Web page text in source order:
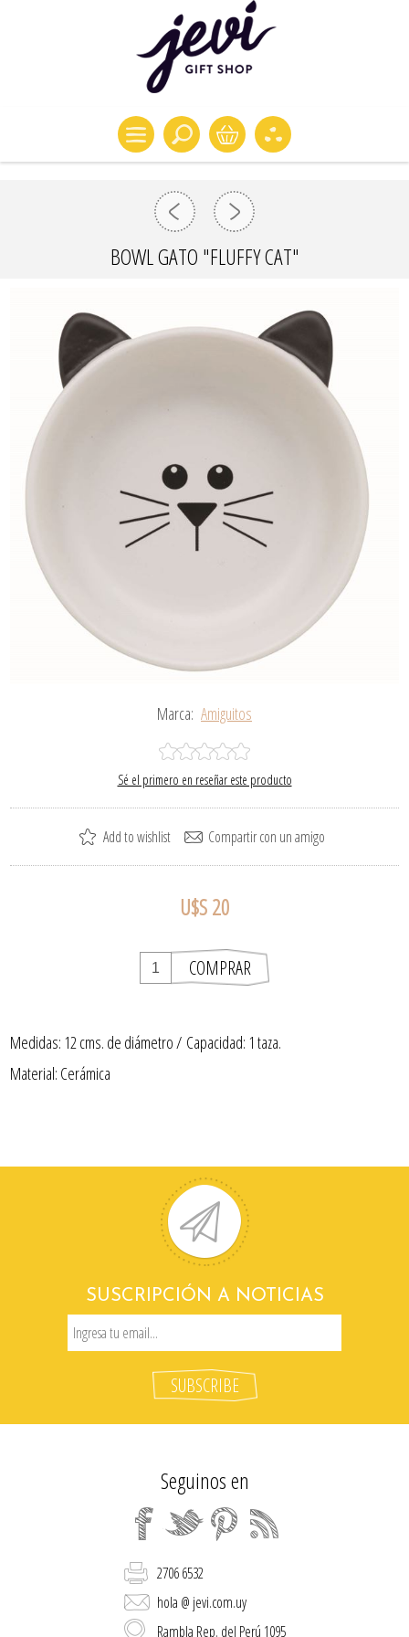
BOWL GATO "FLUFFY CAT"
Marca: Amiguitos
Sé el primero en reseñar este producto
U$S 20
Medidas: 12 cms. de diámetro / Capacidad: 1 taza.
Material: Cerámica
SUSCRIPCIÓN A NOTICIAS
Seguinos en
2706 6532
hola @ jevi.com.uy
Rambla Rep. del Perú 1095